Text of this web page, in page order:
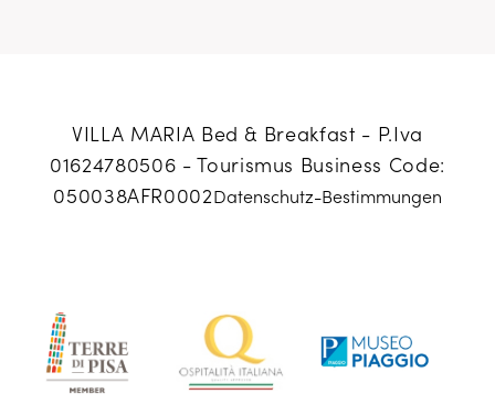
VILLA MARIA Bed & Breakfast - P.Iva
01624780506 -Tourismus Business Code:
050038AFR0002Datenschutz-Bestimmungen